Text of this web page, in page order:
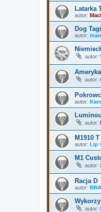
Latarka
autor:
Dog
autor:
autor:
autor:
autor:
autor:
M1910
autor: Lip
M1
autor:
Racja D
autor:
autor: